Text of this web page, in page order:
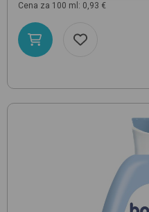
Cena za 100 ml: 0,93 €